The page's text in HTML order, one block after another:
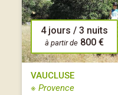
4 jours / 3 nuits
à partir de 800 €
VAUCLUSE
※ Provence